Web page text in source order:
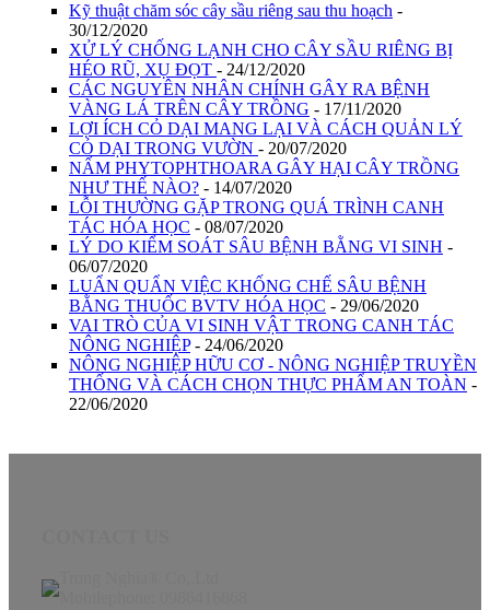
Kỹ thuật chăm sóc cây sầu riêng sau thu hoạch -
30/12/2020
XỬ LÝ CHỐNG LẠNH CHO CÂY SẦU RIÊNG BỊ
HÉO RŨ, XỤ ĐỌT - 24/12/2020
CÁC NGUYÊN NHÂN CHÍNH GÂY RA BỆNH
VÀNG LÁ TRÊN CÂY TRỒNG - 17/11/2020
LỢI ÍCH CỎ DẠI MANG LẠI VÀ CÁCH QUẢN LÝ
CỎ DẠI TRONG VƯỜN - 20/07/2020
NẤM PHYTOPHTHOARA GÂY HẠI CÂY TRỒNG
NHƯ THẾ NÀO? - 14/07/2020
LỖI THƯỜNG GẶP TRONG QUÁ TRÌNH CANH
TÁC HÓA HỌC - 08/07/2020
LÝ DO KIỂM SOÁT SÂU BỆNH BẰNG VI SINH -
06/07/2020
LUẨN QUẨN VIỆC KHỐNG CHẾ SÂU BỆNH
BẰNG THUỐC BVTV HÓA HỌC - 29/06/2020
VAI TRÒ CỦA VI SINH VẬT TRONG CANH TÁC
NÔNG NGHIỆP- 24/06/2020
NÔNG NGHIỆP HỮU CƠ - NÔNG NGHIỆP TRUYỀN
THỐNG VÀ CÁCH CHỌN THỰC PHẨM AN TOÀN -
22/06/2020